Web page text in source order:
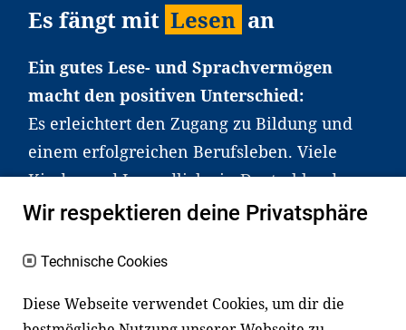
Es fängt mit Lesen an
Ein gutes Lese- und Sprachvermögen
macht den positiven Unterschied:
Es erleichtert den Zugang zu Bildung und
einem erfolgreichen Berufsleben. Viele
Kinder und Jugendliche in Deutschland
haben aber große Schwierigkeiten dabei.
an Familien sowie an Erzieher*innen,
Lehrer*innen und andere
Fachexpert*innen. Dafür arbeiten wir eng
Wir respektieren deine Privatsphäre
Technische Cookies
Diese Webseite verwendet Cookies, um dir die